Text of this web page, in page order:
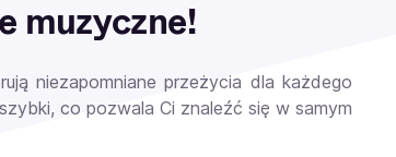
muzyczne!
niezapomniane przeżycia dla każdego
co pozwala Ci znaleźć się w samym